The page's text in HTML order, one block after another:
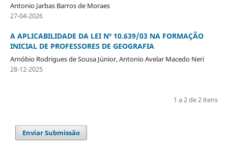
Antonio Jarbas Barros de Moraes
27-04-2026
A APLICABILIDADE DA LEI Nº 10.639/03 NA FORMAÇÃO
INICIAL DE PROFESSORES DE GEOGRAFIA
Arnóbio Rodrigues de Sousa Júnior, Antonio Avelar Macedo Neri
28-12-2025
1 a 2 de 2 itens
Enviar Submissão